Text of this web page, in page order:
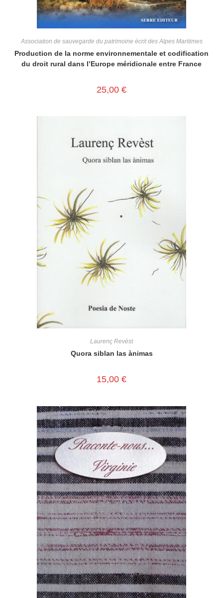
Association de sauvegarde du patrimoine écrit des Alpes Maritimes
Production de la norme environnementale et codification
du droit rural dans l’Europe méridionale entre France
25,00 €
Laurenç Revèst
Quora siblan las ànimas
15,00 €